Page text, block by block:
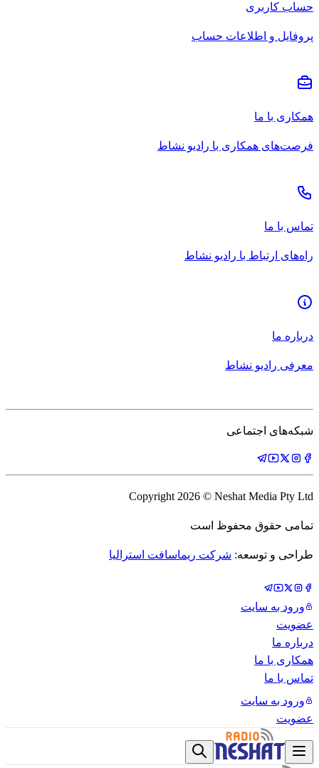
حساب کاربری
پروفایل و اطلاعات حساب
همکاری با ما
فرصت‌های همکاری با رادیو نشاط
تماس با ما
راه‌های ارتباط با رادیو نشاط
درباره ما
معرفی رادیو نشاط
شبکه‌های اجتماعی
Copyright 2026 © Neshat Media Pty Ltd
تمامی حقوق محفوظ است
طراحی و توسعه: شرکت ریماسافت استرالیا
ورود به سایت
عضویت
درباره ما
همکاری با ما
تماس با ما
ورود به سایت
عضویت